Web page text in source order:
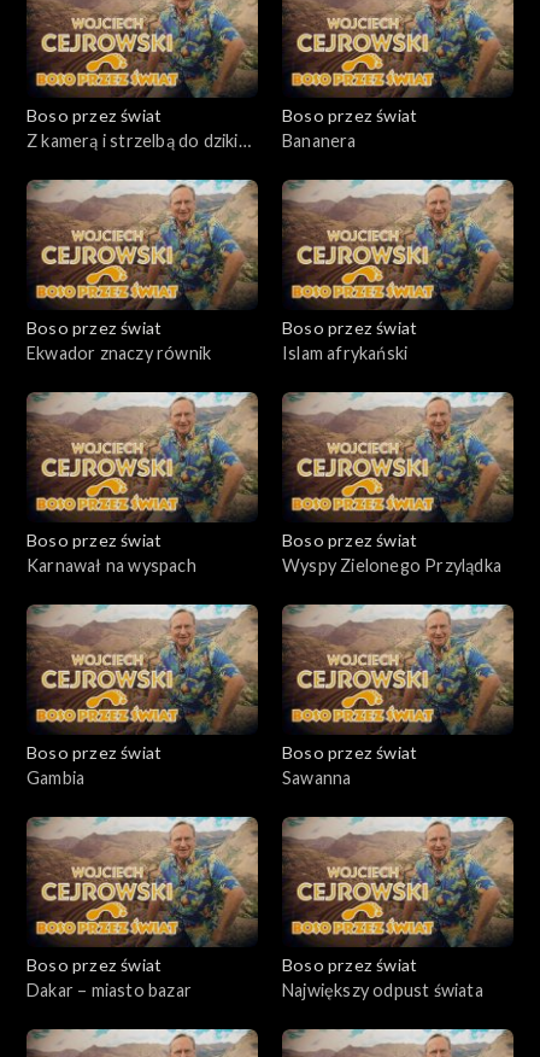
Boso przez świat
Z kamerą i strzelbą do dzikich
Boso przez świat
Bananera
Boso przez świat
Ekwador znaczy równik
Boso przez świat
Islam afrykański
Boso przez świat
Karnawał na wyspach
Boso przez świat
Wyspy Zielonego Przylądka
Boso przez świat
Gambia
Boso przez świat
Sawanna
Boso przez świat
Dakar – miasto bazar
Boso przez świat
Największy odpust świata